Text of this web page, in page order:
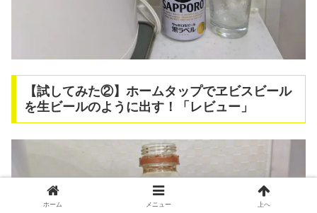
【試してみた②】ホームタップでヱビスビール
を生ビールのように出す！「レビュー」
ホーム メニュー 上へ